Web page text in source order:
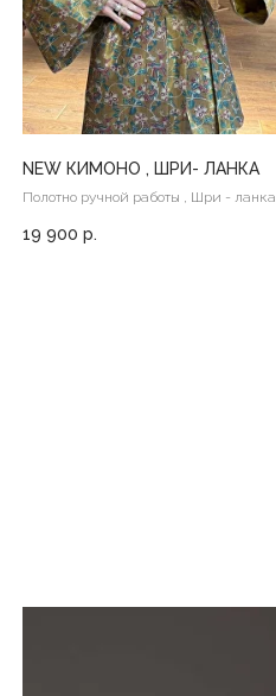
NEW КИМОНО , ШРИ- ЛАНКА
Полотно ручной работы , Шри - ланка
19 900 р.